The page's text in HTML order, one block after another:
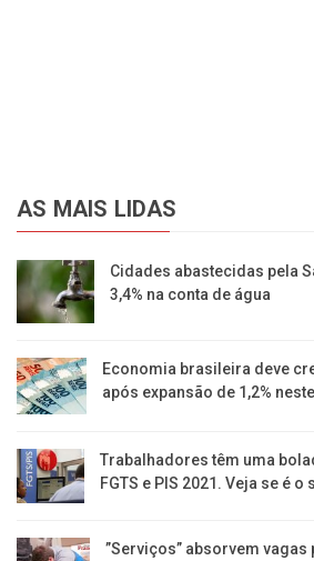
AS MAIS LIDAS
Cidades abastecidas pela
3,4% na conta de água
Economia brasileira deve
após expansão de 1,2%
Trabalhadores têm uma
FGTS e PIS 2021. Veja se é o
​”Serviços” absorvem vagas